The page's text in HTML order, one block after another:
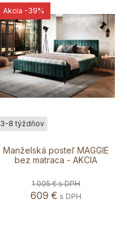
Manželská posteľ MAGGIE
bez matraca - AKCIA
Akcia -39%
3-8 týždňov
1 005 €s DPH
609 € s DPH